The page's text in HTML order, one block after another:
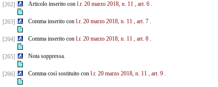
[262] Articolo inserito con l.r. 20 marzo 2018, n. 11 , art. 6.
[263] Comma inserito con l.r. 20 marzo 2018, n. 11 , art. 7.
[264] Comma inserito con l.r. 20 marzo 2018, n. 11 , art. 8.
[265] Nota soppressa.
[266] Comma così sostituito con l.r. 20 marzo 2018, n. 11 , art. 9.